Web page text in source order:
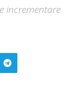
incrementare